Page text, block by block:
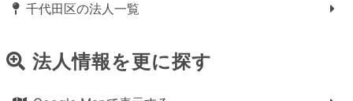
千代田区の法人一覧
法人情報を更に探す